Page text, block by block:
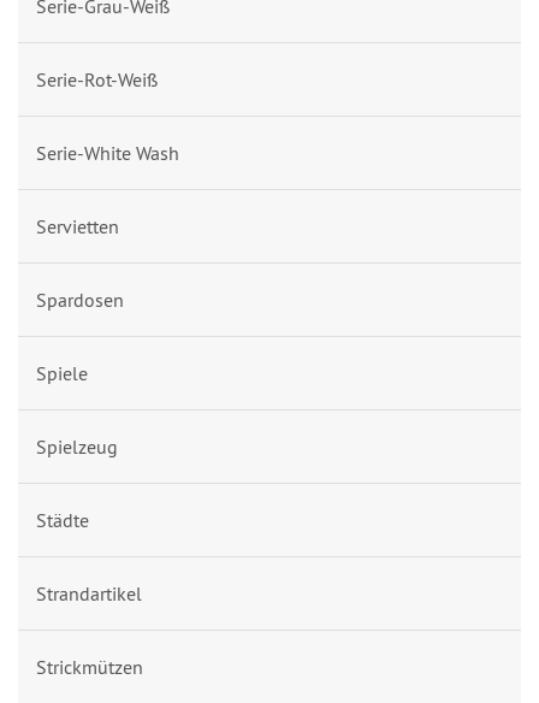
Serie-Grau-Weiß
Serie-Rot-Weiß
Serie-White Wash
Servietten
Spardosen
Spiele
Spielzeug
Städte
Strandartikel
Strickmützen